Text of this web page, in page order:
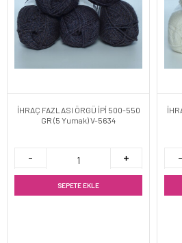
İHRAÇ FAZLASI ÖRGÜ İPİ 500-550
GR (5 Yumak) V-5634
SEPETE EKLE